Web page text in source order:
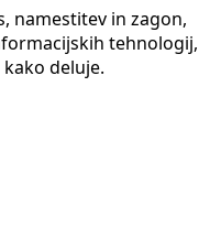
namestitev in zagon,
tehnologij,
deluje.